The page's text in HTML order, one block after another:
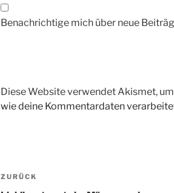
Benachrichtige mich über neue
Diese Website verwendet Akismet,
wie deine Kommentardaten
Beitragsnavigation
Vorheriger
ZURÜCK